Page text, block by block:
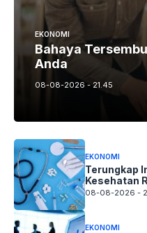
EKONOMI
Bahaya
Anda
08-08-2026 - 21.45
EKONOMI
Terungkap
Kesehatan
08-08-2026 -
EKONOMI